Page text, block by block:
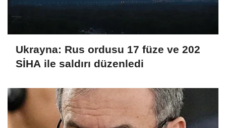
Ukrayna: Rus ordusu 17 füze ve 202
SİHA ile saldırı düzenledi